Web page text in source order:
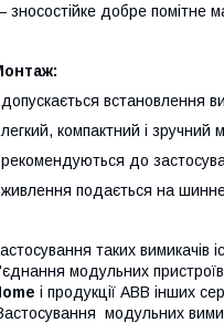
зносостійке добре помітне
встановлення
компактний і
до
подається на
таких вимикачів
модульних
і продукції ABB інших
модульних